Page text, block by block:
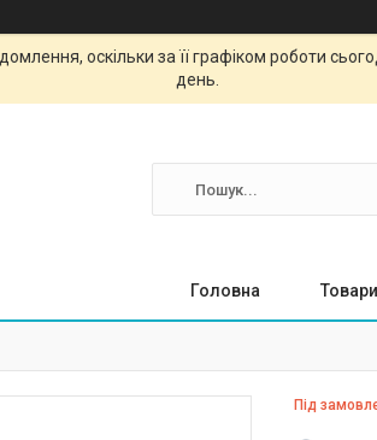
оскільки за її графіком роботи
день.
Головна Товари
Під